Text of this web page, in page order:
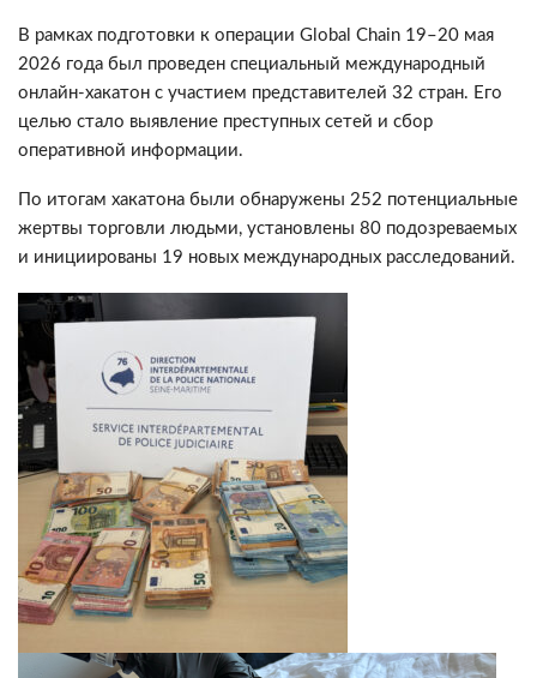
В рамках подготовки к операции Global Chain 19–20 мая
2026 года был проведен специальный международный
онлайн-хакатон с участием представителей 32 стран. Его
целью стало выявление преступных сетей и сбор
оперативной информации.
По итогам хакатона были обнаружены 252 потенциальные
жертвы торговли людьми, установлены 80 подозреваемых
и инициированы 19 новых международных расследований.